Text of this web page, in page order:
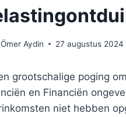
Ömer Aydin 27 augustus 2024
grootschalige poging
en Financiën
niet hebben